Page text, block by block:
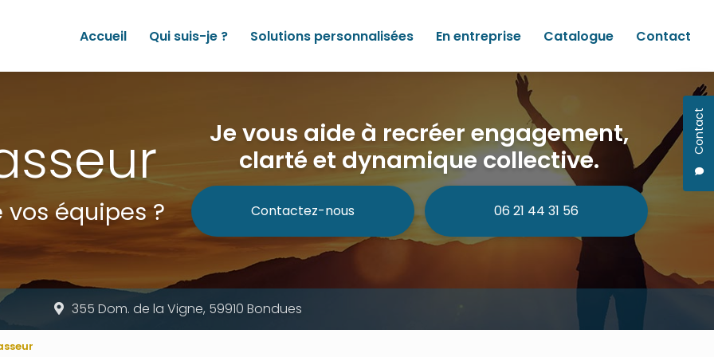
Contact
Accueil
Qui suis-je ? Solutions personnalisées En entreprise Catalogue Contact
équipes ?
Je vous aide à recréer engagement,
clarté et dynamique collective.
Contactez-nous 06 21 44 31 56
355 Dom. de la Vigne, 59910 Bondues